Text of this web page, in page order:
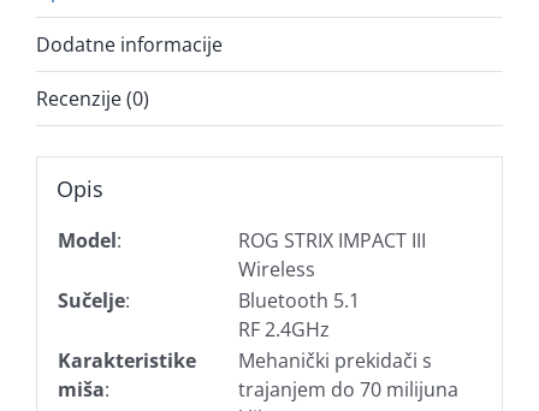
Dodatne informacije
Recenzije (0)
Opis
Model:
ROG STRIX IMPACT III
Wireless
Sučelje:
Bluetooth 5.1
RF 2.4GHz
Karakteristike
miša:
Mehanički prekidači s
trajanjem do 70 milijuna